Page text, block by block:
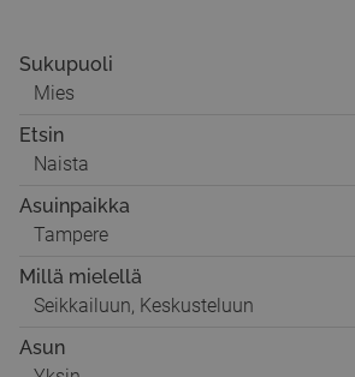
Sukupuoli
Mies
Etsin
Naista
Asuinpaikka
Tampere
Millä mielellä
Seikkailuun, Keskusteluun
Asun